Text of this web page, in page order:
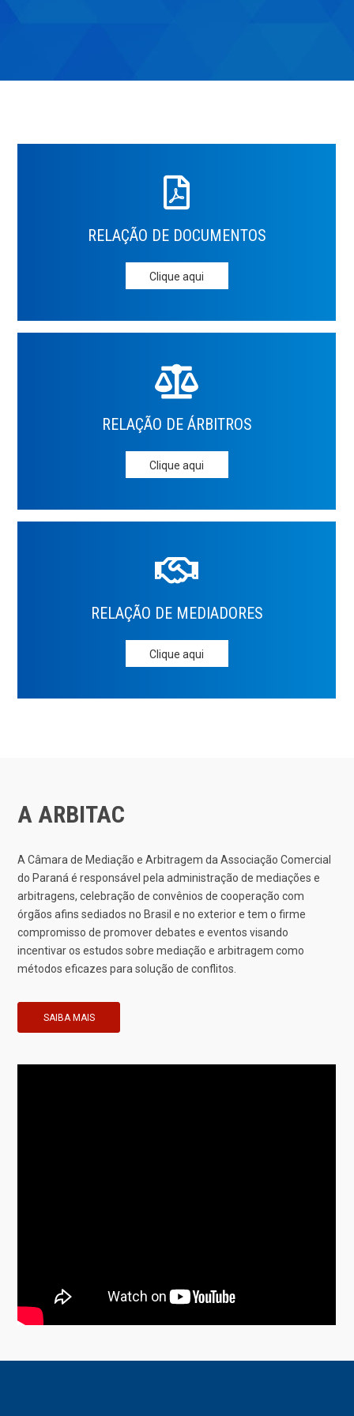
RELAÇÃO DE DOCUMENTOS
Clique aqui
RELAÇÃO DE ÁRBITROS
Clique aqui
RELAÇÃO DE MEDIADORES
Clique aqui
A ARBITAC
A Câmara de Mediação e Arbitragem da Associação Comercial
do Paraná é responsável pela administração de mediações e
arbitragens, celebração de convênios de cooperação com
órgãos afins sediados no Brasil e no exterior e tem o firme
compromisso de promover debates e eventos visando
incentivar os estudos sobre mediação e arbitragem como
métodos eficazes para solução de conflitos.
SAIBA MAIS